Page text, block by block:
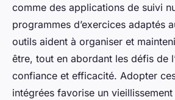
comme des applications de suivi
programmes d’exercices adaptés
outils aident à organiser et
être, tout en abordant les défis de
confiance et efficacité. Adopter
intégrées favorise un